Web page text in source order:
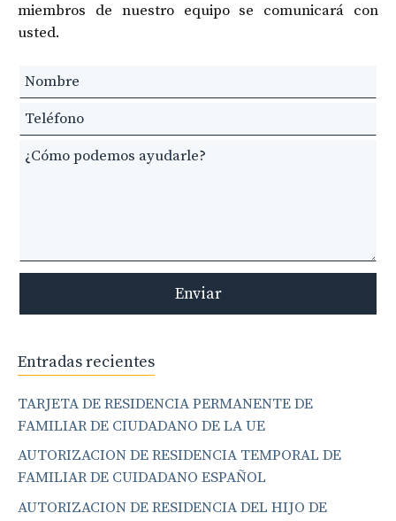
miembros de nuestro equipo se comunicará con
usted.
Leave
this
field
blank
Enviar
Entradas recientes
TARJETA DE RESIDENCIA PERMANENTE DE
FAMILIAR DE CIUDADANO DE LA UE
AUTORIZACION DE RESIDENCIA TEMPORAL DE
FAMILIAR DE CUIDADANO ESPAÑOL
AUTORIZACION DE RESIDENCIA DEL HIJO DE